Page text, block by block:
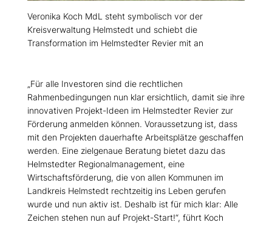
Veronika Koch MdL steht symbolisch vor der
Kreisverwaltung Helmstedt und schiebt die
Transformation im Helmstedter Revier mit an
Für alle Investoren sind die rechtlichen
Rahmenbedingungen nun klar ersichtlich, damit sie ihre
innovativen Projekt-Ideen im Helmstedter Revier zur
Förderung anmelden können. Voraussetzung ist, dass
mit den Projekten dauerhafte Arbeitsplätze geschaffen
werden. Eine zielgenaue Beratung bietet dazu das
Helmstedter Regionalmanagement, eine
Wirtschaftsförderung, die von allen Kommunen im
Landkreis Helmstedt rechtzeitig ins Leben gerufen
wurde und nun aktiv ist. Deshalb ist für mich klar: Alle
Zeichen stehen nun auf Projekt-Start!“, führt Koch